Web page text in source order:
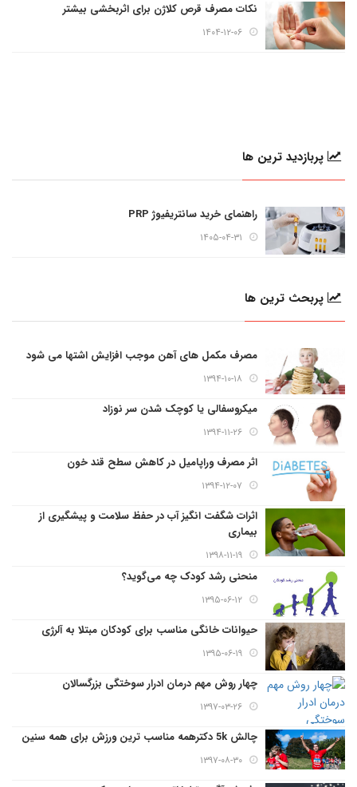
نکات مصرف قرص کلاژن برای اثربخشی بیشتر
۱۴۰۴-۱۲-۰۶
پربازدید ترین ها
راهنمای خرید سانتریفیوژ PRP
۱۴۰۵-۰۴-۳۱
پربحث ترین ها
مصرف مکمل های آهن موجب افزایش اشتها می شود
۱۳۹۴-۱۰-۱۸
میکروسفالی یا کوچک شدن سر نوزاد
۱۳۹۴-۱۱-۲۶
اثر مصرف وراپامیل در کاهش سطح قند خون
۱۳۹۴-۱۲-۰۷
اثرات شگفت انگیز آب در حفظ سلامت و پیشگیری از
بیماری
۱۳۹۸-۱۱-۱۹
منحنی رشد کودک چه می‌گوید؟
۱۳۹۵-۰۶-۱۲
حیوانات خانگی مناسب برای کودکان مبتلا به آلرژی
۱۳۹۵-۰۶-۱۹
چهار روش مهم درمان ادرار سوختگی بزرگسالان
۱۳۹۷-۰۳-۲۶
چالش 5k دکترهمه مناسب ترین ورزش برای همه سنین
۱۳۹۷-۰۸-۳۰